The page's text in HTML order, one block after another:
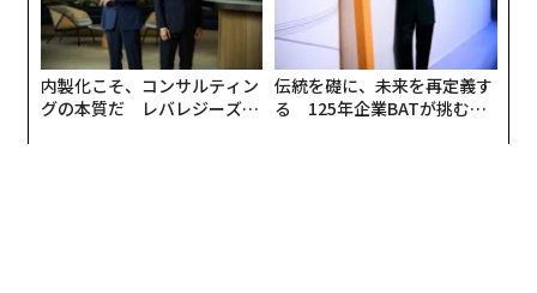
内製化こそ、コンサルティン
グの本質だ レバレジーズが
伝統を礎に、未来を再定義す
る 125年企業BATが挑むス